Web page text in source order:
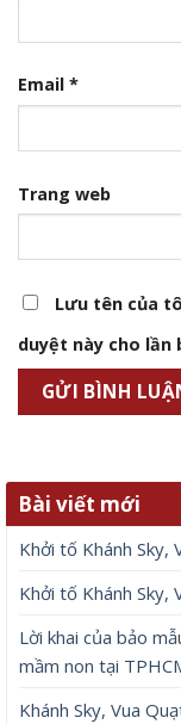
Email *
Trang web
Lưu tên của
duyệt này cho lần
Bài viết mới
Khởi tố Khánh Sky,
Khởi tố Khánh Sky,
Lời khai của bảo
mầm non tại
Khánh Sky, Vua